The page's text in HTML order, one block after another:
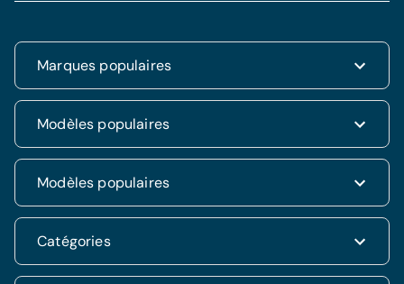
Marques populaires
Renault
Dacia
Volkswagen
Hyundai
Kia
Mercedes
Modèles populaires
Renault Clio
Fiat 500
Hyundai Tucson
Kia Rio
Modèles populaires
Hyundai i20
Catégories